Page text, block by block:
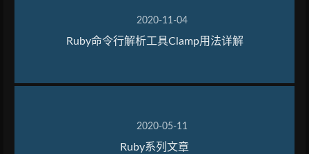
2020-11-04
Ruby命令行解析工具Clamp用法详解
2020-05-11
Ruby系列文章